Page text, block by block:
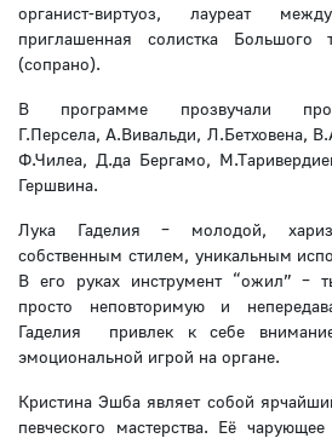
органист-виртуоз, лауреат
приглашенная солистка Большого
(сопрано).
В программе прозвучали
Г.Персела, А.Вивальди, Л.Бетховена,
Ф.Чилеа, Д.да Бергамо,
Гершвина.
Лука Гаделия – молодой,
собственным стилем, уникальным
В его руках инструмент “ожил” –
просто неповторимую и
Гаделия привлек к себе
эмоциональной игрой на органе.
Кристина Эшба являет собой
певческого мастерства. Её